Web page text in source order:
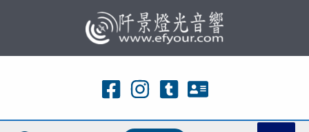
主
容